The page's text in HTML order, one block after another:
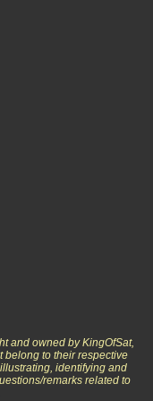
and owned by KingOfSat,
belong to their respective
identifying and
remarks related to